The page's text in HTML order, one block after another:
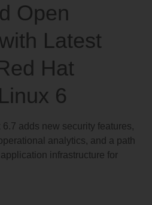
Open
Latest
Hat
6
adds new security features,
analytics, and a path
infrastructure for